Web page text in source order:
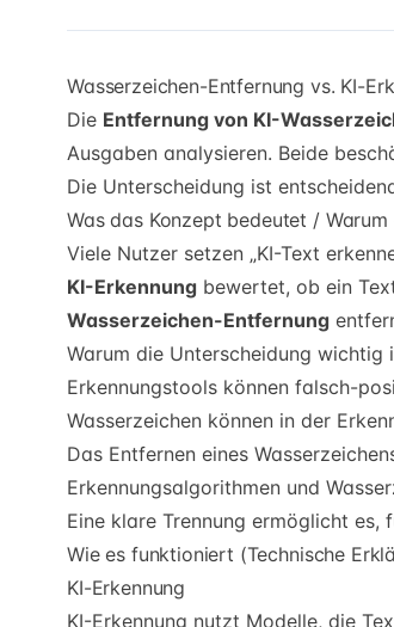
Wasserzeichen-Entfernung vs. KI-
Die Entfernung von KI-
Ausgaben analysieren. Beide
Die Unterscheidung ist
Was das Konzept bedeutet /
Viele Nutzer setzen „KI-Text
KI-Erkennung bewertet, ob ein
Wasserzeichen-Entfernung
Warum die Unterscheidung wichtig
Erkennungstools können falsch-
Wasserzeichen können in der
Das Entfernen eines
Erkennungsalgorithmen und
Eine klare Trennung ermöglicht
Wie es funktioniert (Technische
KI-Erkennung
KI-Erkennung nutzt Modelle, die